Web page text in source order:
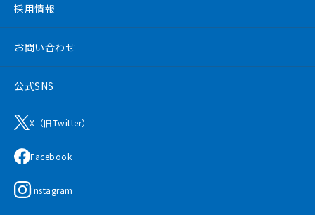
採用情報
お問い合わせ
公式SNS
X（旧Twitter）
Facebook
Instagram